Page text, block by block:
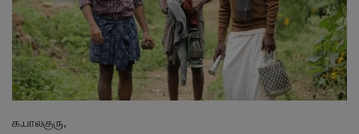
மாநிலம்
சினிமா
மூழ்கிய மருமகள்!
க.பாலகுரு,